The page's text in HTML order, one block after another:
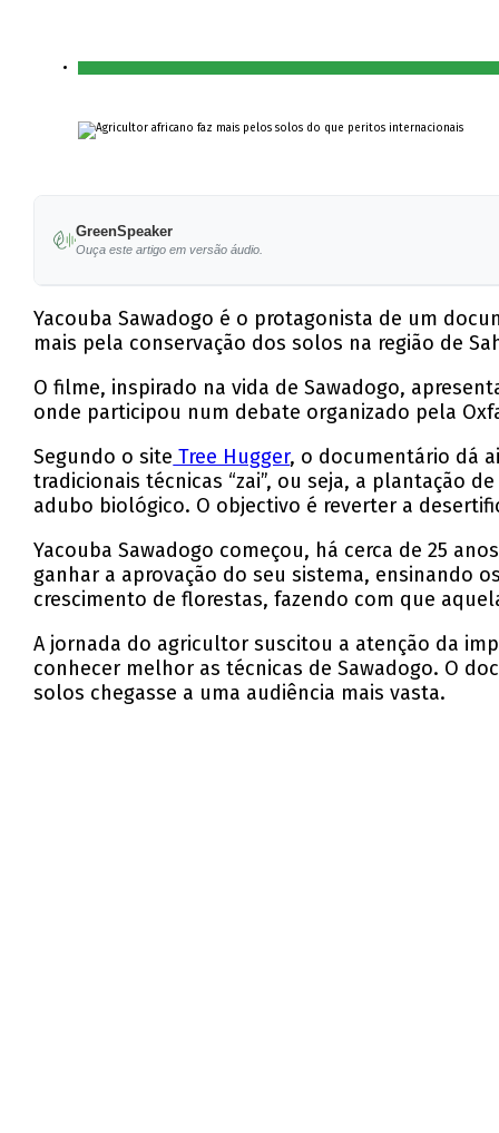
GreenSpeaker
Ouça este artigo em versão áudio.
Yacouba Sawadogo é o protagonista de um
mais pela conservação dos solos na região de
O filme, inspirado na vida de Sawadogo,
onde participou num debate organizado pela
Segundo o site Tree Hugger, o documentário dá
tradicionais técnicas “zai”, ou seja, a plantação
adubo biológico. O objectivo é reverter a
Yacouba Sawadogo começou, há cerca de 25
ganhar a aprovação do seu sistema, ensinando
crescimento de florestas, fazendo com que
A jornada do agricultor suscitou a atenção da
conhecer melhor as técnicas de Sawadogo. O
solos chegasse a uma audiência mais vasta.